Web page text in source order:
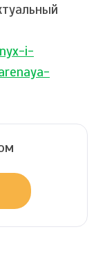
i-